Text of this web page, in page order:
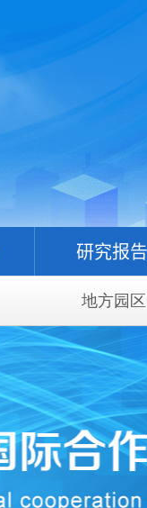
研究报告
地方园区